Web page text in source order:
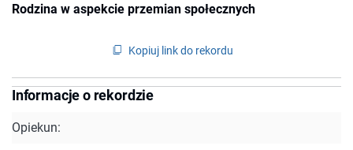
Rodzina w aspekcie przemian społecznych
Kopiuj link do rekordu
Informacje o rekordzie
Opiekun: